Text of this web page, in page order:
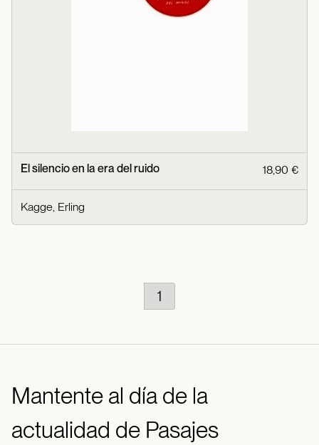
El silencio en la era del ruido 18,90 €
Kagge, Erling
1
Mantente al día de la
actualidad de Pasajes